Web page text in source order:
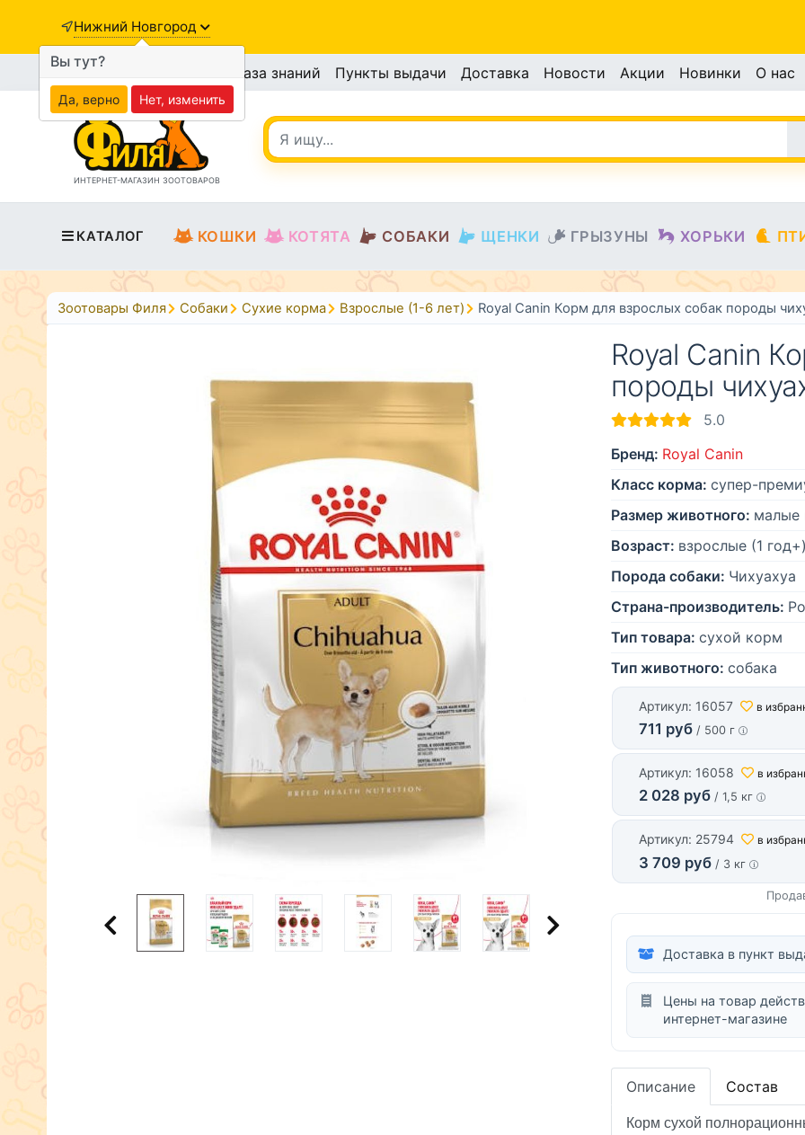
Нижний Новгород
База знаний Пункты выдачи Доставка Новости Акции Новинки О нас
ИНТЕРНЕТ-МАГАЗИН ЗООТОВАРОВ
КАТАЛОГ КОШКИ КОТЯТА СОБАКИ ЩЕНКИ ГРЫЗУНЫ ХОРЬКИ
Зоотовары Филя Собаки Сухие корма Взрослые (1-6 лет) Royal Canin Корм для взрослых собак породы
Royal Canin
породы
5.0
Бренд: Royal Canin
Класс корма: супер-
Размер животного: малые
Возраст: взрослые (1 год+)
Порода собаки: Чихуахуа
Страна-производитель:
Тип товара: сухой корм
Тип животного: собака
Артикул: 16057 в
711 руб / 500 г
Артикул: 16058 в
2 028 руб / 1,5 кг
Артикул: 25794 в
3 709 руб / 3 кг
Доставка в пункт
Цены на товар
интернет-магазине
Описание Состав
Корм сухой
Вы тут?
Да, верно Нет, изменить